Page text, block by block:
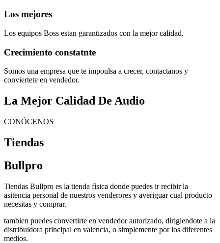
Los mejores
Los equipos Boss estan garantizados con la mejor calidad.
Crecimiento constatnte
Somos una empresa que te impoulsa a crecer, contactanos y
conviertete en vendedor.
La Mejor Calidad De Audio
CONÓCENOS
Tiendas
Bullpro
Tiendas Bullpro es la tienda fìsica donde puedes ir recibir la
asitencia personal de nuestros venderores y averiguar cual producto
necesitas y comprar.
tambien puedes convertirte en vendedor autorizado, dirigiendote a la
distribuidora principal en valencia, o simplemente por los diferentes
medios.